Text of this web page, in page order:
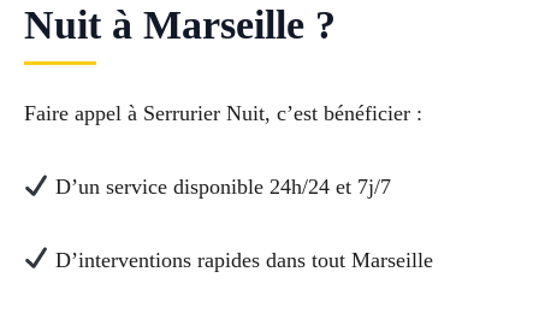
Nuit à Marseille ?
Faire appel à Serrurier Nuit, c’est bénéficier :
D’un service disponible 24h/24 et 7j/7
D’interventions rapides dans tout Marseille